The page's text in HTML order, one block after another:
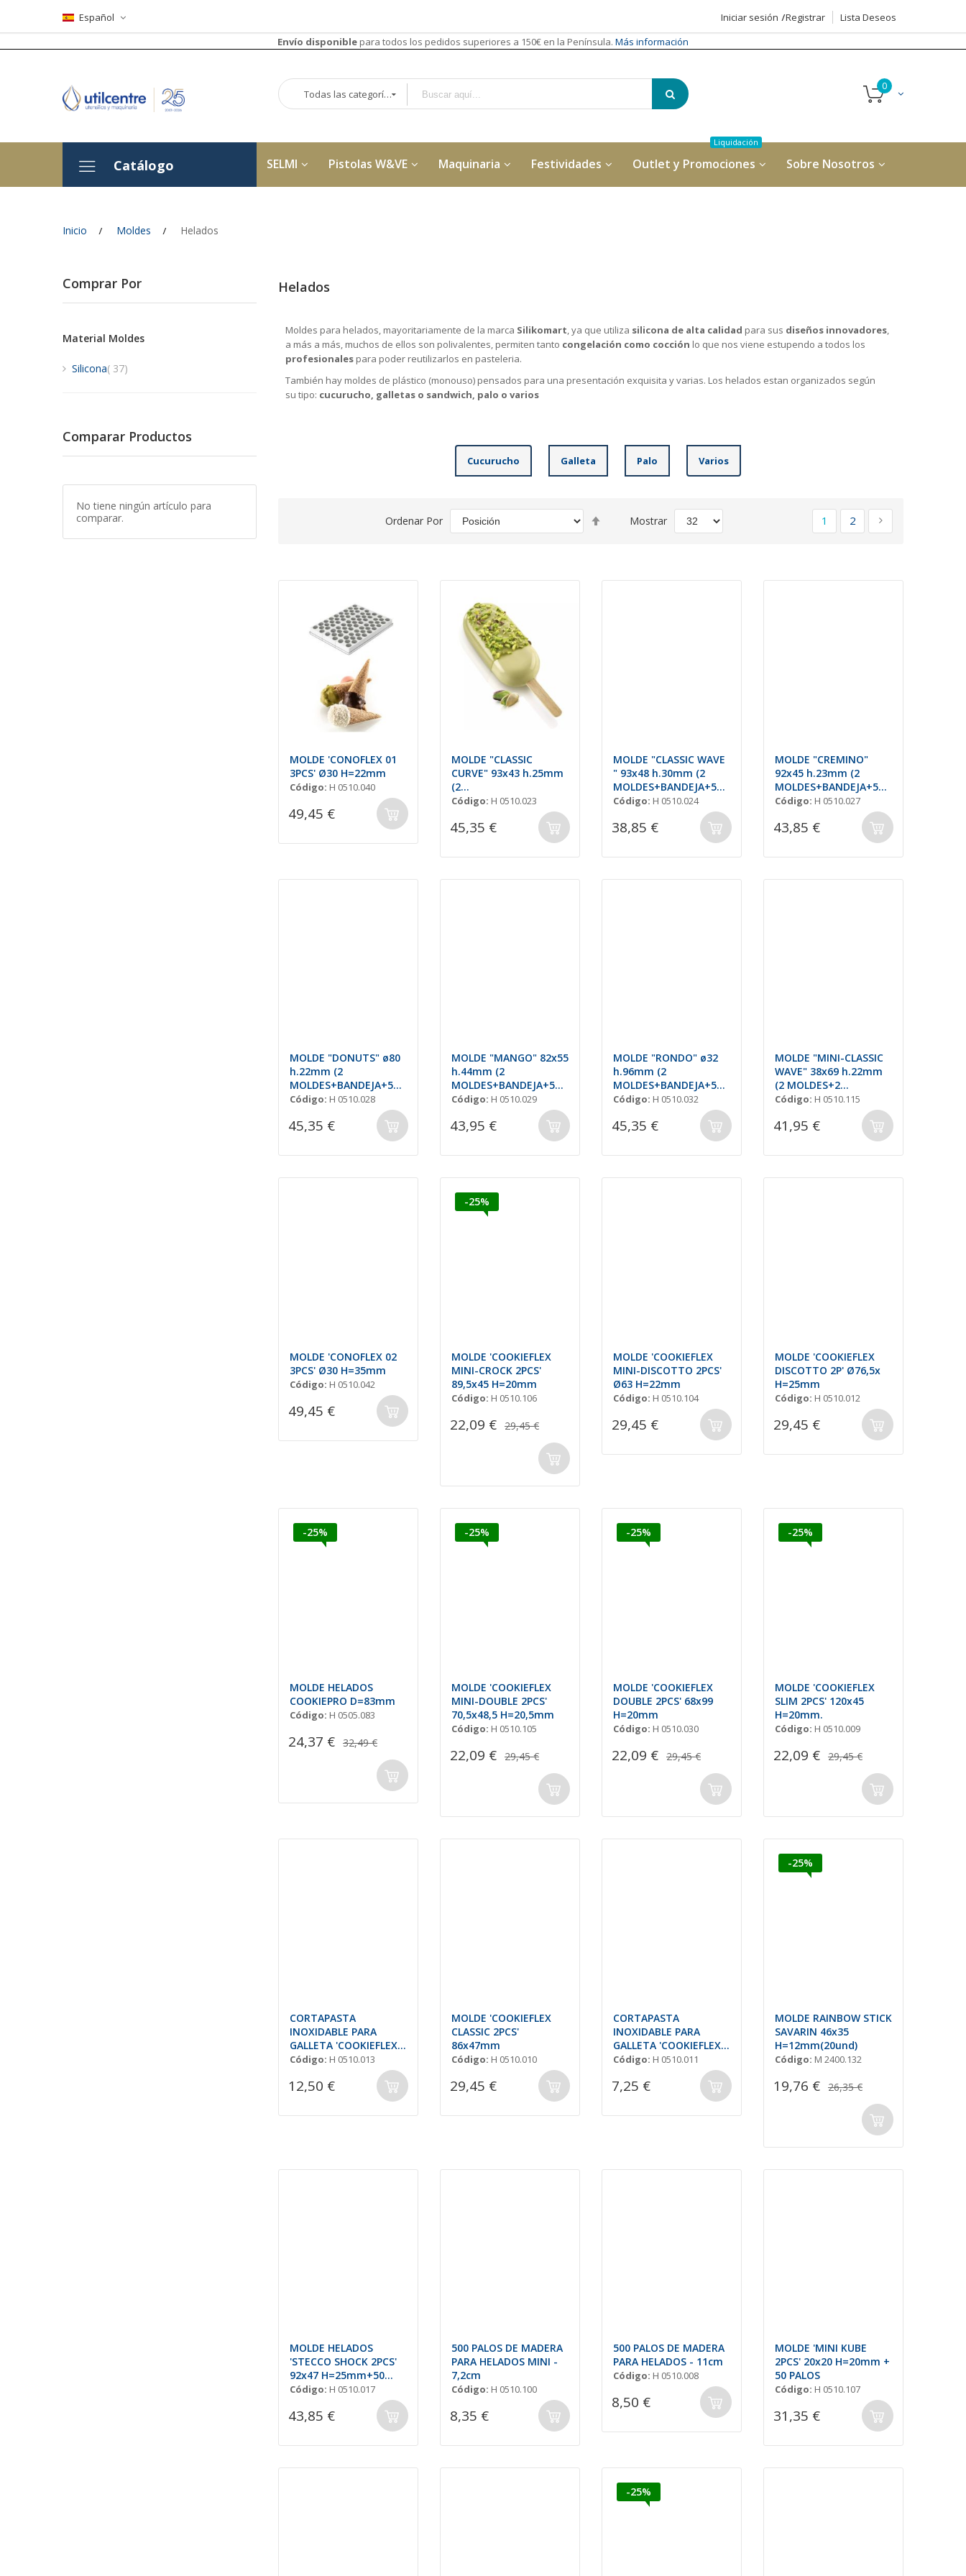
Español Iniciar sesión Registrar
Lista Deseos
Envío disponible para todos los pedidos superiores a 150€ en la Península. Más información
Todas las categorías
Catálogo SELMI Pistolas W&VE Maquinaria Festividades Outlet y Promociones Sobre Nosotros
Inicio Moldes Helados
Helados
Moldes para helados, mayoritariamente de la marca Silikomart, ya que utiliza silicona de alta calidad para sus diseños innovadores,
a más a más, muchos de ellos son polivalentes, permiten tanto congelación como cocción lo que nos viene estupendo a todos los
profesionales para poder reutilizarlos en pasteleria.
También hay moldes de plástico (monouso) pensados para una presentación exquisita y varias. Los helados estan organizados según
su tipo: cucurucho, galletas o sandwich, palo o varios
Cucurucho Galleta Palo Varios
Ordenar Por Mostrar
Página
Actualmente estás
1 Página
2 Página
Siguiente
MOLDE 'CONOFLEX 01
3PCS' Ø30 H=22mm
Código: H 0510.040
49,45 €
MOLDE "CLASSIC
CURVE" 93x43 h.25mm
(2
MOLDES+BANDEJA+50
Código: H 0510.023
45,35 €
MOLDE "CLASSIC WAVE
" 93x48 h.30mm (2
MOLDES+BANDEJA+50
PALOS)
Código: H 0510.024
38,85 €
MOLDE "CREMINO"
92x45 h.23mm (2
MOLDES+BANDEJA+50
PALOS)
Código: H 0510.027
43,85 €
MOLDE "DONUTS" ø80
h.22mm (2
MOLDES+BANDEJA+50
PALOS)
Código: H 0510.028
45,35 €
MOLDE "MANGO" 82x55
h.44mm (2
MOLDES+BANDEJA+50
PALOS)
Código: H 0510.029
43,95 €
MOLDE "RONDO" ø32
h.96mm (2
MOLDES+BANDEJA+50
PALOS)
Código: H 0510.032
45,35 €
MOLDE "MINI-CLASSIC
WAVE" 38x69 h.22mm
(2 MOLDES+2
BANDEJAS+ 100 PALOS)
Código: H 0510.115
41,95 €
MOLDE 'CONOFLEX 02
3PCS' Ø30 H=35mm
Código: H 0510.042
49,45 €
-25%
MOLDE 'COOKIEFLEX
MINI-CROCK 2PCS'
89,5x45 H=20mm
Código: H 0510.106
22,09 € 29,45 €
MOLDE 'COOKIEFLEX
MINI-DISCOTTO 2PCS'
Ø63 H=22mm
Código: H 0510.104
29,45 €
MOLDE 'COOKIEFLEX
DISCOTTO 2P' Ø76,5x
H=25mm
Código: H 0510.012
29,45 €
-25%
MOLDE HELADOS
COOKIEPRO D=83mm
Código: H 0505.083
24,37 € 32,49 €
-25%
MOLDE 'COOKIEFLEX
MINI-DOUBLE 2PCS'
70,5x48,5 H=20,5mm
Código: H 0510.105
22,09 € 29,45 €
-25%
MOLDE 'COOKIEFLEX
DOUBLE 2PCS' 68x99
H=20mm
Código: H 0510.030
22,09 € 29,45 €
-25%
MOLDE 'COOKIEFLEX
SLIM 2PCS' 120x45
H=20mm.
Código: H 0510.009
22,09 € 29,45 €
CORTAPASTA
INOXIDABLE PARA
GALLETA 'COOKIEFLEX
SLIM' 120x45mm
Código: H 0510.013
12,50 €
MOLDE 'COOKIEFLEX
CLASSIC 2PCS'
86x47mm
Código: H 0510.010
29,45 €
CORTAPASTA
INOXIDABLE PARA
GALLETA 'COOKIEFLEX'
47x86mm
Código: H 0510.011
7,25 €
-25%
MOLDE RAINBOW STICK
SAVARIN 46x35
H=12mm(20und)
Código: M 2400.132
19,76 € 26,35 €
MOLDE HELADOS
'STECCO SHOCK 2PCS'
92x47 H=25mm+50
PAL.
Código: H 0510.017
43,85 €
500 PALOS DE MADERA
PARA HELADOS MINI -
7,2cm
Código: H 0510.100
8,35 €
500 PALOS DE MADERA
PARA HELADOS - 11cm
Código: H 0510.008
8,50 €
MOLDE 'MINI KUBE
2PCS' 20x20 H=20mm +
50 PALOS
Código: H 0510.107
31,35 €
-25%
Comprar Por
Material Moldes
Silicona 37artículos
Comparar Productos
No tiene ningún artículo para
comparar.